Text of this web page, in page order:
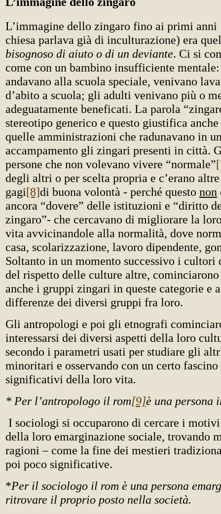
L’immagine dello zingaro fino ai primi anni
chiesa parlava già di inculturazione) era
bisognoso di aiuto o di un deviante. Ci si
come con un bambino insufficiente
andavano alla scuola speciale, venivano
d’abito a scuola; gli adulti venivano più o
adeguatamente beneficati. La parola
stereotipo generico e questo giustifica
quelle amministrazioni che radunavano in
accampamento gli zingari presenti in città.
persone che non volevano vivere “normale”
degli altri o per scelta propria e c’erano altre
gagi[8]di buona volontà - perché questo non
ancora “dovere” delle istituzioni e “diritto
zingaro”- che cercavano di migliorare la
vita avvicinandole alla normalità, dove
casa, scolarizzazione, lavoro dipendente,
Soltanto in un momento successivo i cultori
del rispetto delle culture altre,
anche i gruppi zingari in queste categorie e
differenze dei diversi gruppi fra loro.
Gli antropologi e poi gli etnografi
interessarsi dei diversi aspetti della loro
secondo i parametri usati per studiare gli
minoritari e osservando con un certo
significativi della loro vita.
* Per l’antropologo il rom[9]è una persona
I sociologi si occuparono di cercare i
della loro emarginazione sociale, trovando
ragioni – come la fine dei mestieri
poi poco significative.
*Per il sociologo il rom è una persona
ritrovare il proprio posto nella società.